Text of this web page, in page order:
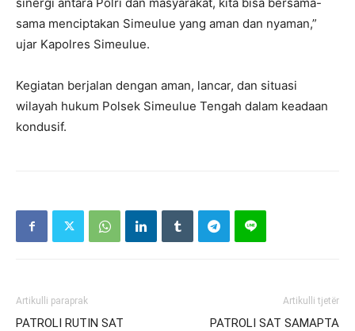
sama menciptakan Simeulue yang aman dan nyaman,”
ujar Kapolres Simeulue.
Kegiatan berjalan dengan aman, lancar, dan situasi
wilayah hukum Polsek Simeulue Tengah dalam keadaan
kondusif.
Artikulli paraprak
PATROLI RUTIN SAT
Artikulli tjetër
PATROLI SAT SAMAPTA